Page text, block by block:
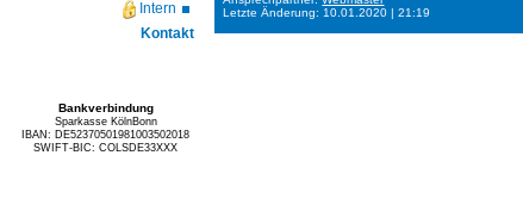
Intern
Kontakt
Bankverbindung
Sparkasse KölnBonn
IBAN: DE52370501981003502018
SWIFT-BIC: COLSDE33XXX
Letzte Änderung: 10.01.2020 | 21:19